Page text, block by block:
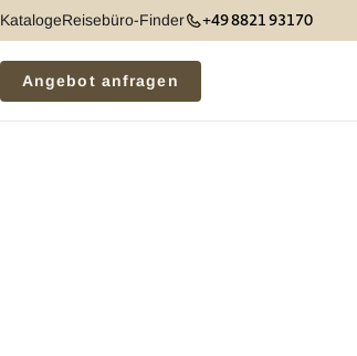
KatalogeReisebüro-Finder +49 8821 93170
Angebot anfragen